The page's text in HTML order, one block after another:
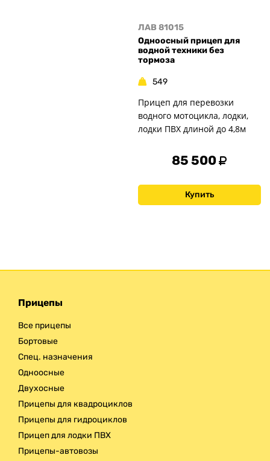
ЛАВ 81015
Одноосный прицеп для
водной техники без
тормоза
549
Прицеп для перевозки
водного мотоцикла, лодки,
лодки ПВХ длиной до 4,8м
85 500
Купить
Прицепы
Все прицепы
Бортовые
Спец. назначения
Одноосные
Двухосные
Прицепы для квадроциклов
Прицепы для гидроциклов
Прицеп для лодки ПВХ
Прицепы-автовозы